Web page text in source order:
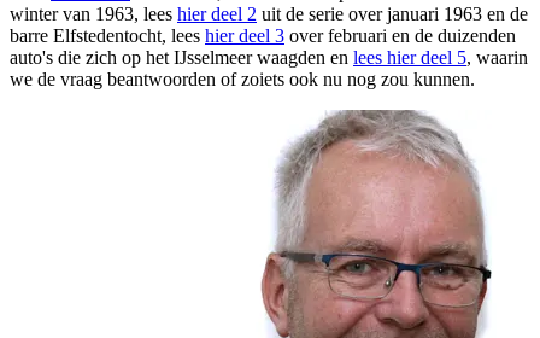
winter van 1963, lees hier deel 2 uit de serie over januari 1963 en de
barre Elfstedentocht, lees hier deel 3 over februari en de duizenden
auto's die zich op het IJsselmeer waagden en lees hier deel 5, waarin
we de vraag beantwoorden of zoiets ook nu nog zou kunnen.